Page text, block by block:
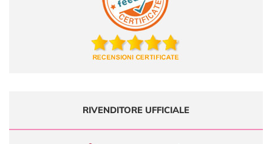
RIVENDITORE UFFICIALE